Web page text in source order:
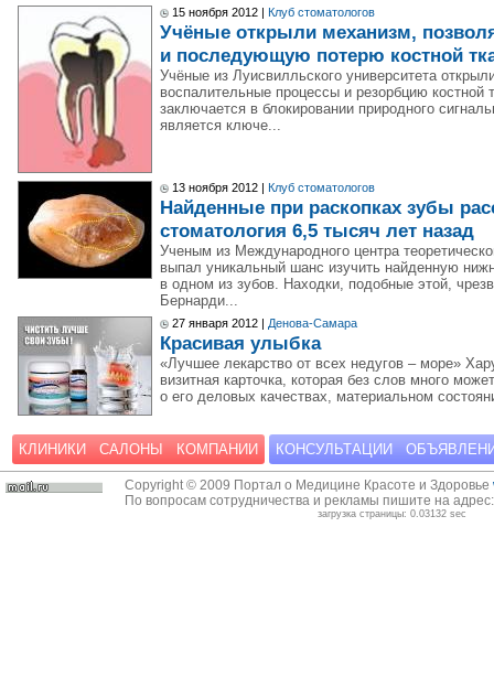
15 ноября 2012 | Клуб стоматологов
Учёные открыли механизм,
и последующую потерю костной
Учёные из Луисвилльского университета
воспалительные процессы и резорбцию костной
заключается в блокировании природного
является ключе...
13 ноября 2012 | Клуб стоматологов
Найденные при раскопках зубы
стоматология 6,5 тысяч лет назад
Ученым из Международного центра
выпал уникальный шанс изучить найденную
в одном из зубов. Находки, подобные этой,
Бернарди...
27 января 2012 | Денова-Самара
Красивая улыбка
«Лучшее лекарство от всех недугов – море»
визитная карточка, которая без слов много
о его деловых качествах, материальном
КЛИНИКИ САЛОНЫ КОМПАНИИ КОНСУЛЬТАЦИИ
Copyright © 2009 Портал о Медицине Красоте и Здоровье
По вопросам сотрудничества и рекламы пишите на
загрузка страницы: 0.03132 sec